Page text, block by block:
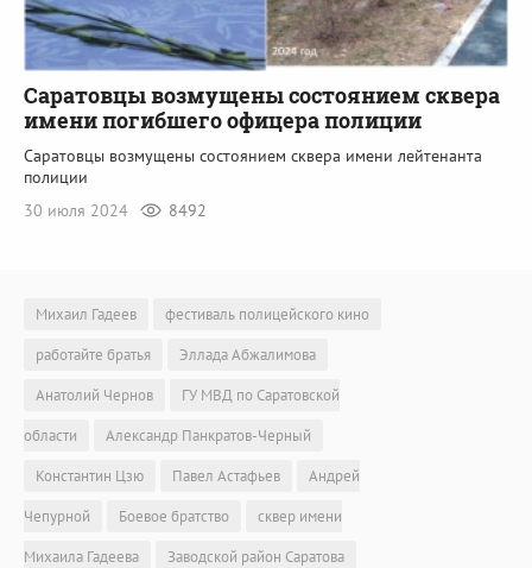
Саратовцы возмущены состоянием сквера
имени погибшего офицера полиции
Саратовцы возмущены состоянием сквера имени лейтенанта
полиции
30 июля 2024
8492
Михаил Гадеев
фестиваль полицейского кино
работайте братья
Эллада Абжалимова
Анатолий Чернов
ГУ МВД по Саратовской
области
Александр Панкратов-Черный
Константин Цзю
Павел Астафьев
Андрей
Чепурной
Боевое братство
сквер имени
Михаила Гадеева
Заводской район Саратова